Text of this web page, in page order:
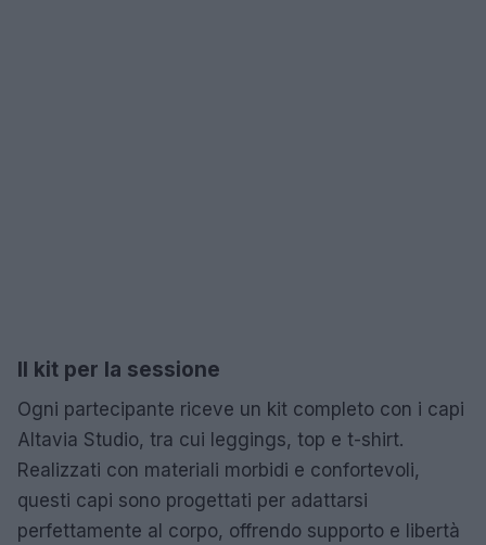
Il kit per la sessione
Ogni partecipante riceve un kit completo con i capi
Altavia Studio, tra cui leggings, top e t-shirt.
Realizzati con materiali morbidi e confortevoli,
questi capi sono progettati per adattarsi
perfettamente al corpo, offrendo supporto e libertà